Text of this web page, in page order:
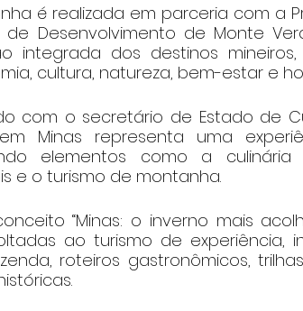
é realizada em parceria com a
de Desenvolvimento de Monte
integrada dos destinos
cultura, natureza, bem-estar e
com o secretário de Estado de
Minas representa uma
elementos como a
e o turismo de montanha.
“Minas: o inverno mais
ao turismo de experiência,
roteiros gastronômicos,